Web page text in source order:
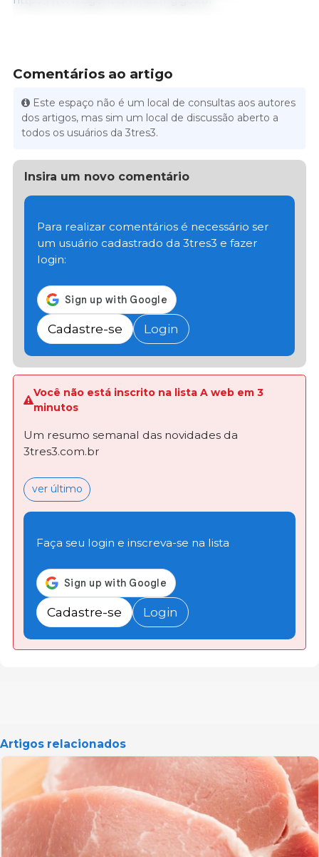
Comentários ao artigo
Este espaço não é um local de consultas aos autores
dos artigos, mas sim um local de discussão aberto a
todos os usuários da 3tres3.
Insira um novo comentário
Para realizar comentários é necessário ser
um usuário cadastrado da 3tres3 e fazer
login:
Cadastre-se Login
Você não está inscrito na lista A web em 3
minutos
Um resumo semanal das novidades da
3tres3.com.br
ver último
Faça seu login e inscreva-se na lista
Cadastre-se Login
Artigos relacionados